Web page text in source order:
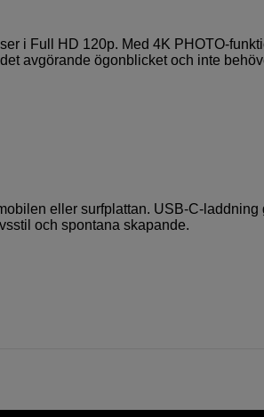
i Full HD 120p. Med 4K PHOTO-
avgörande ögonblicket och inte
eller surfplattan. USB-C-laddning
och spontana skapande.